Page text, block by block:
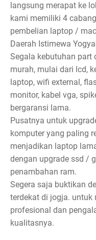
langsung merapat ke
kami memiliki 4
pembelian laptop /
Daerah Istimewa
Segala kebutuhan part
murah, mulai dari lcd,
laptop, wifi external,
monitor, kabel vga,
bergaransi lama.
Pusatnya untuk
komputer yang paling
menjadikan laptop
dengan upgrade ssd /
penambahan ram.
Segera saja buktikan
terdekat di jogja. untuk
profesional dan
kualitasnya.